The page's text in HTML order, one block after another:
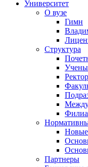
Университет
О вузе
Гимн
Структура
Партнеры